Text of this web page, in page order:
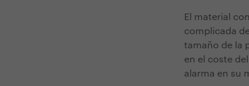
El material
complicada
tamaño de la
en el coste
alarma en su